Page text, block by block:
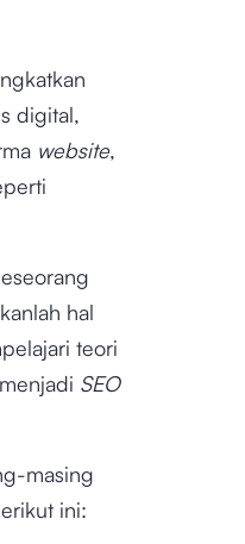
digital,
website,
hal
teori
SEO
masing
ini: